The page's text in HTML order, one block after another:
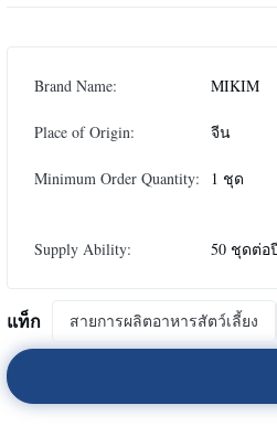
Brand Name: MIKIM
Place of Origin: จีน
Minimum Order Quantity: 1 ชุด
Supply Ability: 50 ชุดต่อ
แท็ก สายการผลิตอาหารสัตว์เลี้ยง